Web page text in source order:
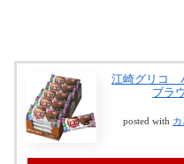
江崎グリコ
ブラ
posted with